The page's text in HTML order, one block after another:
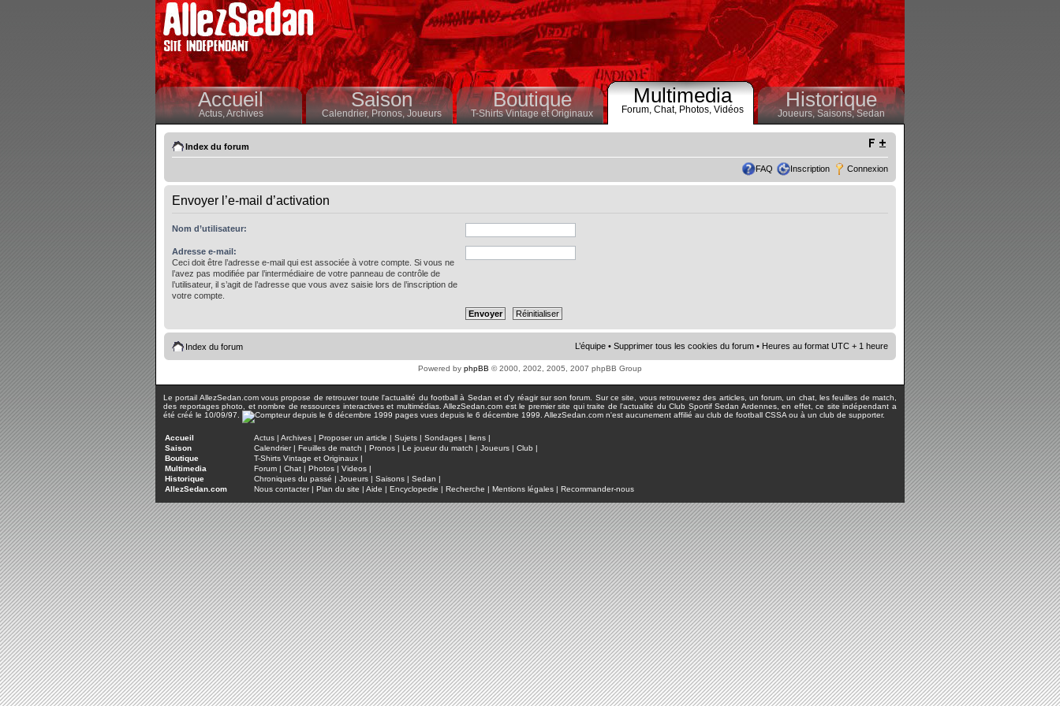
Accueil
Actus,Archives
Saison
Calendrier,Pronos, Joueurs
Boutique
T-Shirts Vintage et Originaux
Multimedia
Forum, Chat, Photos, Vidéos Historique
Joueurs, Saisons,Sedan
Index du forum
FAQ Inscription Connexion
Envoyer l’e-mail d’activation
Nom d’utilisateur:
Adresse e-mail:
Ceci doit être l’adresse e-mail qui est associée à votre compte. Si vous ne
l’avez pas modifiée par l’intermédiaire de votre panneau de contrôle de
l’utilisateur, il s’agit de l’adresse que vous avez saisie lors de l’inscription de
votre compte.
Index du forum L’équipe • Supprimer tous les cookies du forum • Heures au format UTC + 1 heure
Powered by phpBB © 2000, 2002, 2005, 2007 phpBB Group
Le portail AllezSedan.com vous propose de retrouver toute l'actualité du football à Sedan et d'y réagir sur son forum. Sur ce site, vous retrouverez des articles, un forum, un chat, les feuilles de match,
des reportages photo, et nombre de ressources interactives et multimédias. AllezSedan.com est le premier site qui traite de l'actualité du Club Sportif Sedan Ardennes, en effet, ce site indépendant a
été créé le 10/09/97.
pages vues depuis le 6 décembre 1999. AllezSedan.com n'est aucunement affilié au club de football CSSA ou à un club de supporter.
Accueil Actus | Archives | Proposer un article | Sujets | Sondages | liens |
Saison
Calendrier| Feuilles de match | Pronos | Le joueur du match | Joueurs | Club |
Boutique
T-Shirts Vintage et Originaux |
Multimedia
Forum | Chat | Photos | Videos |
Historique
Chroniques du passé | Joueurs | Saisons | Sedan |
AllezSedan.com
Nous contacter| Plan du site | Aide | Encyclopedie | Recherche | Mentions légales | Recommander-nous